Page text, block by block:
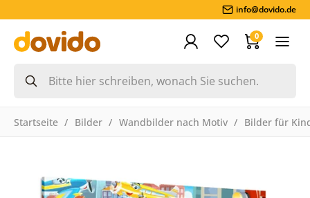
info@dovido.de
0
Startseite Bilder Wandbilder nach Motiv Bilder für